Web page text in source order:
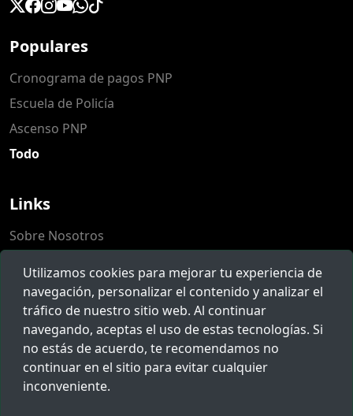
Populares
Cronograma de pagos PNP
Escuela de Policía
Ascenso PNP
Todo
Links
Sobre Nosotros
Herramientas
Reclamos
Novedades
Suscríbete para recibir noticias, ofertas y mucho más.
Utilizamos cookies para mejorar tu experiencia de
navegación, personalizar el contenido y analizar el
tráfico de nuestro sitio web. Al continuar
navegando, aceptas el uso de estas tecnologías. Si
no estás de acuerdo, te recomendamos no
continuar en el sitio para evitar cualquier
inconveniente.